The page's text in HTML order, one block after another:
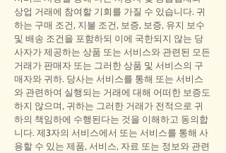
상업 거래에 참여할 기회를 가질 수 있습니다. 귀
하는 구매 조건, 지불 조건, 보증, 보증, 유지 보수
및 배송 조건을 포함하되 이에 국한되지 않는 당
사자가 제공하는 상품 또는 서비스와 관련된 모든
거래가 판매자 또는 그러한 상품 및 서비스의 구
매자와 귀하. 당사는 서비스를 통해 또는 서비스
와 관련하여 실행되는 거래에 대해 어떠한 보증도
하지 않으며, 귀하는 그러한 거래가 전적으로 귀
하의 책임하에 수행된다는 것을 이해하고 동의합
니다. 제3자의 서비스에서 또는 서비스를 통해 사
용할 수 있는 제품, 서비스, 자료 또는 정보와 관련